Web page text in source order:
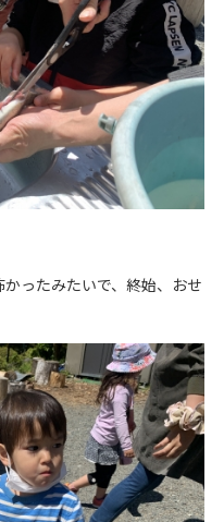
ったみたいで、終始、おせ